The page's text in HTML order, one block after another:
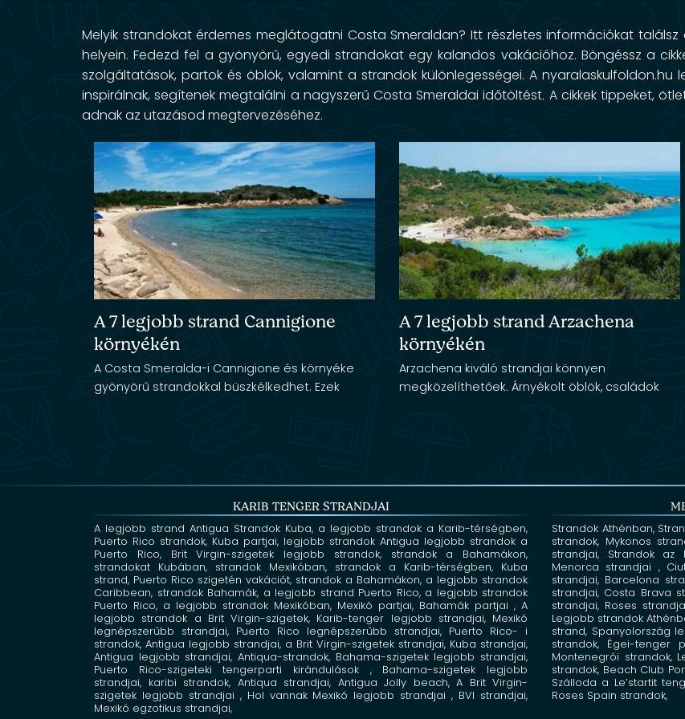
Melyik strandokat érdemes meglátogatni Costa Smeraldan? Itt részletes információkat
helyein. Fedezd fel a gyönyörű, egyedi strandokat egy kalandos vakációhoz. Böngéssz a
szolgáltatások, partok és öblök, valamint a strandok különlegességei. A
inspirálnak, segítenek megtalálni a nagyszerű Costa Smeraldai időtöltést. A cikkek tippeket,
adnak az utazásod megtervezéséhez.
A 7 legjobb strand Cannigione
környékén
A Costa Smeralda-i Cannigione és környéke
gyönyörű strandokkal büszkélkedhet. Ezek
A 7 legjobb strand Arzachena
környékén
Arzachena kiváló strandjai könnyen
megközelíthetőek. Árnyékolt öblök, családok
KARIB TENGER STRANDJAI
A legjobb strand Antigua Strandok Kuba, a legjobb strandok a Karib-térségben,
Puerto Rico strandok, Kuba partjai, legjobb strandok Antigua legjobb strandok a
Puerto Rico, Brit Virgin-szigetek legjobb strandok, strandok a Bahamákon,
strandokat Kubában, strandok Mexikóban, strandok a Karib-térségben, Kuba
strand, Puerto Rico szigetén vakációt, strandok a Bahamákon, a legjobb strandok
Caribbean, strandok Bahamák, a legjobb strand Puerto Rico, a legjobb strandok
Puerto Rico, a legjobb strandok Mexikóban, Mexikó partjai, Bahamák partjai , A
legjobb strandok a Brit Virgin-szigetek, Karib-tenger legjobb strandjai, Mexikó
legnépszerűbb strandjai, Puerto Rico legnépszerűbb strandjai, Puerto Rico- i
strandok, Antigua legjobb strandjai, a Brit Virgin-szigetek strandjai, Kuba strandjai,
Antigua legjobb strandjai, Antiqua-strandok, Bahama-szigetek legjobb strandjai,
Puerto Rico-szigeteki tengerparti kirándulások , Bahama-szigetek legjobb
strandjai, karibi strandok, Antiqua strandjai, Antigua Jolly beach, A Brit Virgin-
szigetek legjobb strandjai , Hol vannak Mexikó legjobb strandjai, BVI strandjai,
Mexikó egzotikus strandjai,
Strandok Athénban,
strandok, Mykonos
strandjai, Strandok az
Menorca strandjai ,
strandjai, Barcelona
strandjai, Costa Brava
strandjai, Roses
Legjobb strandok
strand, Spanyolország
strandok, Égei-tenger
Montenegrói strandok,
strandok, Beach Club
Szálloda a Le’startit
Roses Spain strandok,